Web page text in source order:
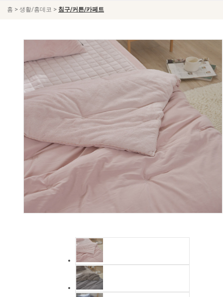
홈 > 생활/홈데코 > 침구/커튼/카페트